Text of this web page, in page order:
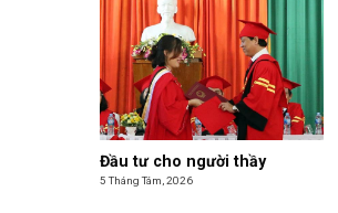
Đầu tư cho người thầy
5 Tháng Tám, 2026